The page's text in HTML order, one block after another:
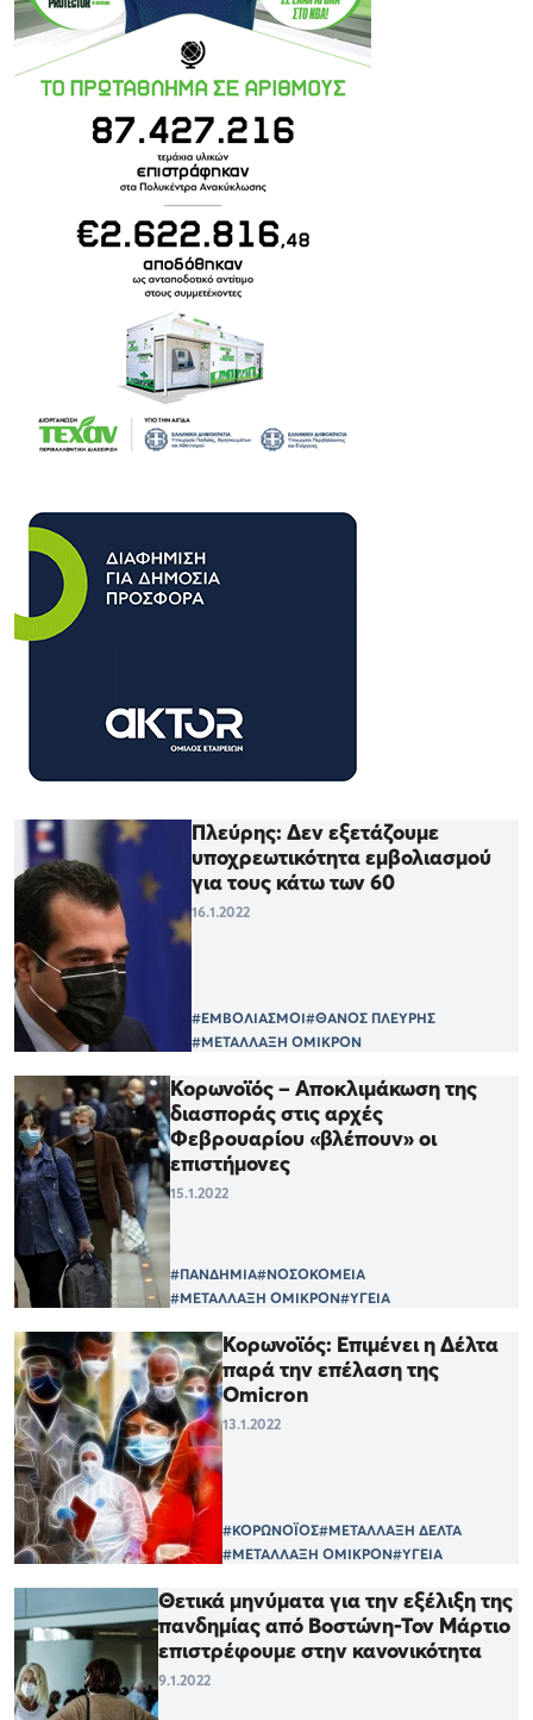
Πλεύρης: Δεν εξετάζουμε
υποχρεωτικότητα εμβολιασμού
για τους κάτω των 60
16.1.2022
#ΕΜΒΟΛΙΑΣΜΟΙ#ΘΑΝΟΣ ΠΛΕΥΡΗΣ
#ΜΕΤΑΛΛΑΞΗ ΟΜΙΚΡΟΝ
Κορωνοϊός – Αποκλιμάκωση της
διασποράς στις αρχές
Φεβρουαρίου «βλέπουν» οι
επιστήμονες
15.1.2022
#ΠΑΝΔΗΜΙΑ#ΝΟΣΟΚΟΜΕΙΑ
#ΜΕΤΑΛΛΑΞΗ ΟΜΙΚΡΟΝ#ΥΓΕΙΑ
Κορωνοϊός: Επιμένει η Δέλτα
παρά την επέλαση της
Omicron
13.1.2022
#ΚΟΡΩΝΟΪΟΣ#ΜΕΤΑΛΛΑΞΗ ΔΕΛΤΑ
#ΜΕΤΑΛΛΑΞΗ ΟΜΙΚΡΟΝ#ΥΓΕΙΑ
Θετικά μηνύματα για την εξέλιξη της
πανδημίας από Βοστώνη-Τον Μάρτιο
επιστρέφουμε στην κανονικότητα
9.1.2022